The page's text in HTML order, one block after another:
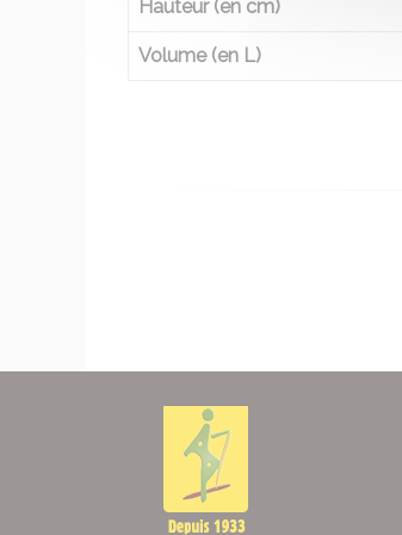
Hauteur (en cm)
Volume (en L)